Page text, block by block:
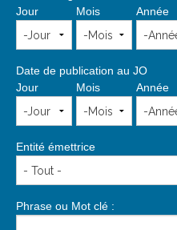
Jour
Mois Année
Date de publication au JO
Jour
Mois Année
Entité émettrice
Phrase ou Mot clé :